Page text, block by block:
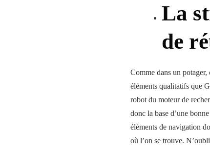
La
de
Comme dans un potager,
éléments qualitatifs que
robot du moteur de
donc la base d’une
éléments de navigation
où l’on se trouve.